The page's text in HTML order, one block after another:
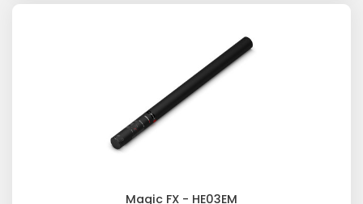
Magic FX - HE03EM